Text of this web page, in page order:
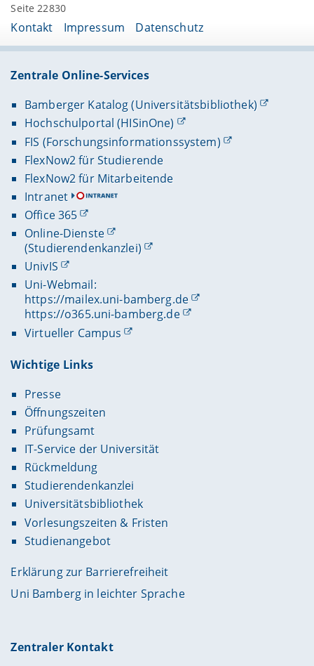
Seite 22830
Kontakt Impressum Datenschutz
Zentrale Online-Services
Bamberger Katalog (Universitätsbibliothek)
Hochschulportal (HISinOne)
FIS (Forschungsinformationssystem)
FlexNow2 für Studierende
FlexNow2 für Mitarbeitende
Intranet
Office 365
Online-Dienste
(Studierendenkanzlei)
UnivIS
Uni-Webmail:
https://mailex.uni-bamberg.de
https://o365.uni-bamberg.de
Virtueller Campus
Wichtige Links
Presse
Öffnungszeiten
Prüfungsamt
IT-Service der Universität
Rückmeldung
Studierendenkanzlei
Universitätsbibliothek
Vorlesungszeiten & Fristen
Studienangebot
Erklärung zur Barrierefreiheit
Uni Bamberg in leichter Sprache
Zentraler Kontakt